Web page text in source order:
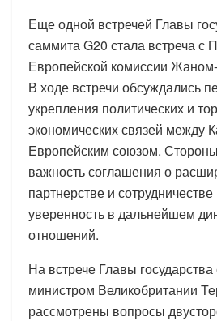
Еще одной встречей Главы
саммита G20 стала встреча с
Европейской комиссии
В ходе встречи обсуждались
укрепления политических и
экономических связей между
Европейским союзом.
важность соглашения о
партнерстве и
уверенность в дальнейшем
отношений.
На встрече Главы
министром Великобритании
рассмотрены вопросы